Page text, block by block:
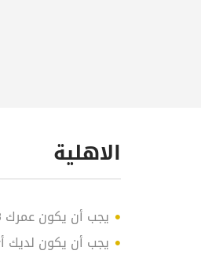
الاهلية
يجب أن يكون عمرك 18 عامًا على الأقل
يجب أن يكون لديك